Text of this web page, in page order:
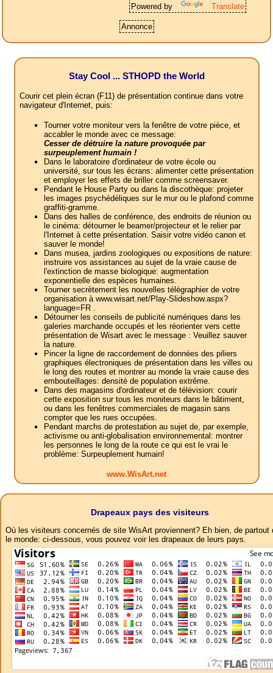
Powered by Translate
Annonce
Stay Cool ... STHOPD the World
Courir cet plein écran (F11) de présentation continue dans votre
navigateur d'Internet, puis:
Tourner votre moniteur vers la fenêtre de votre pièce, et
accabler le monde avec ce message:
Cesser de détruire la nature provoquée par
surpeuplement humain !
Dans le laboratoire d'ordinateur de votre école ou
université, sur tous les écrans: alimenter cette présentation
et employer les effets de briller comme screensaver.
Pendant le House Party ou dans la discothèque: projeter
les images psychédéliques sur le mur ou le plafond comme
graffiti-gramme.
Dans des halles de conférence, des endroits de réunion ou
le cinéma: détourner le beamer/projecteur et le relier par
l'Internet à cette présentation. Saisir votre vidéo canon et
sauver le monde!
Dans musea, jardins zoologiques ou expositions de nature:
instruire vos assistances au sujet de la vraie cause de
l'extinction de masse biologique: augmentation
exponentielle des espèces humaines.
Tourner secrètement les nouvelles télégraphier de votre
organisation à www.wisart.net/Play-Slideshow.aspx?
language=FR .
Détourner les conseils de publicité numériques dans les
galeries marchande occupés et les réorienter vers cette
présentation de Wisart avec le message : Veuillez sauver
la nature.
Pincer la ligne de raccordement de données des piliers
graphiques électroniques de présentation dans les villes ou
le long des routes et montrer au monde la vraie cause des
embouteillages: densité de population extrême.
Dans des magasins d'ordinateur et de télévision: courir
cette exposition sur tous les moniteurs dans le bâtiment,
ou dans les fenêtres commerciales de magasin sans
compter que les rues occupées.
Pendant marchs de protestation au sujet de, par exemple,
activisme ou anti-globalisation environnemental: montrer
les personnes le long de la route ce qui est le vrai le
problème: Surpeuplement humain!
www.WisArt.net
Drapeaux pays des visiteurs
Où les visiteurs concernés de site WisArt proviennent? Eh bien, de partout
le monde: ci-dessous, vous pouvez voir les drapeaux de leurs pays.